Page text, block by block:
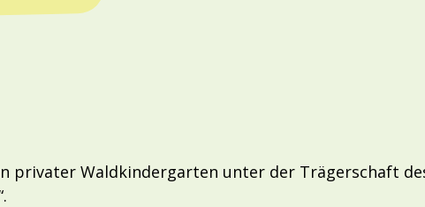
privater Waldkindergarten unter der Trägerschaft